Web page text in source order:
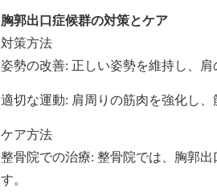
胸郭出口症候群の対策とケア
対策方法
姿勢の改善: 正しい姿勢を維持し、
適切な運動: 肩周りの筋肉を強化し
ケア方法
整骨院での治療: 整骨院では、胸郭
す。